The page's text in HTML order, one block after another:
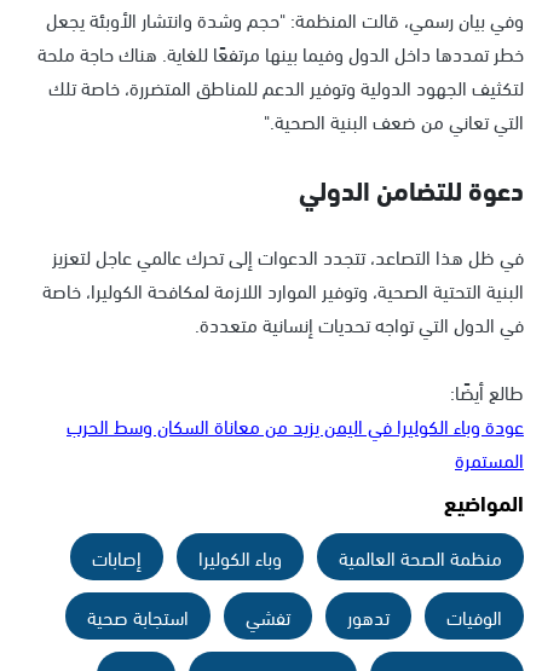
وفي بيان رسمي، قالت المنظمة: "حجم وشدة وانتشار الأوبئة يجعل
خطر تمددها داخل الدول وفيما بينها مرتفعًا للغاية. هناك حاجة ملحة
لتكثيف الجهود الدولية وتوفير الدعم للمناطق المتضررة، خاصة تلك
التي تعاني من ضعف البنية الصحية."
دعوة للتضامن الدولي
في ظل هذا التصاعد، تتجدد الدعوات إلى تحرك عالمي عاجل لتعزيز
البنية التحتية الصحية، وتوفير الموارد اللازمة لمكافحة الكوليرا، خاصة
في الدول التي تواجه تحديات إنسانية متعددة.
طالع أيضًا:
عودة وباء الكوليرا في اليمن يزيد من معاناة السكان وسط الحرب
المستمرة
المواضيع
منظمة الصحة العالمية وباء الكوليرا
إصابات
الوفيات
تدهور تفشي
استجابة صحية